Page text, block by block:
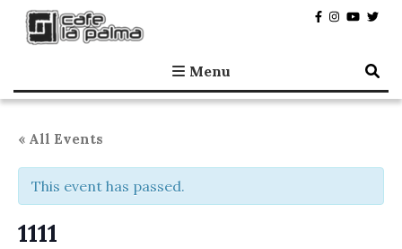
Café la Palma
Programming live music in Madrid since 1995.
Menu
« All Events
This event has passed.
1111